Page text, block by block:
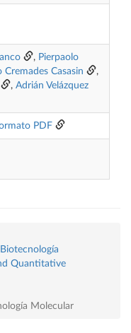
, Pierpaolo
Cremades Casasin
,
, Adrián Velázquez
PDF
Quantitative
Molecular